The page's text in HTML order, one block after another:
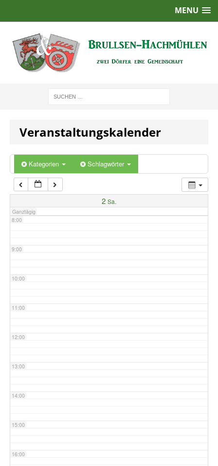
MENU
Veranstaltungskalender
Kategorien Schlagwörter
2 Sa.
Ganztägig
2:00
5:00
7:00
8:00
9:00
10:00
11:00
12:00
13:00
14:00
15:00
16:00